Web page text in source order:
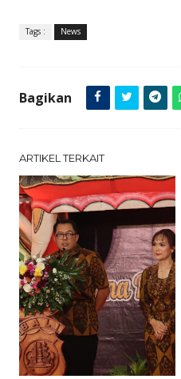
Tags : News
Bagikan
ARTIKEL TERKAIT